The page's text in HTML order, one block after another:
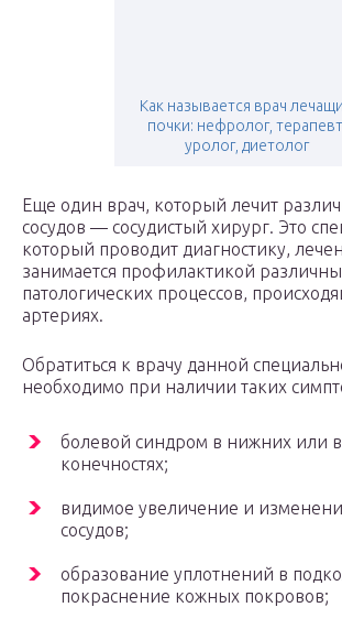
Как называется врач
почки: нефролог, терапевт,
уролог, диетолог
Еще один врач, который лечит
сосудов — сосудистый хирург. Это
который проводит диагностику,
занимается профилактикой
патологических процессов,
артериях.
Обратиться к врачу данной
необходимо при наличии таких
болевой синдром в нижних или
конечностях;
видимое увеличение и
сосудов;
образование уплотнений в
покраснение кожных покровов;